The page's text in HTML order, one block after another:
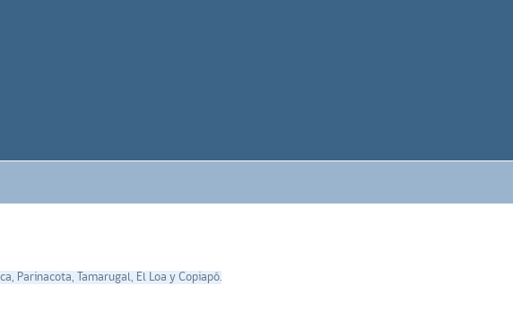
Parinacota, Tamarugal, El Loa y Copiapó.